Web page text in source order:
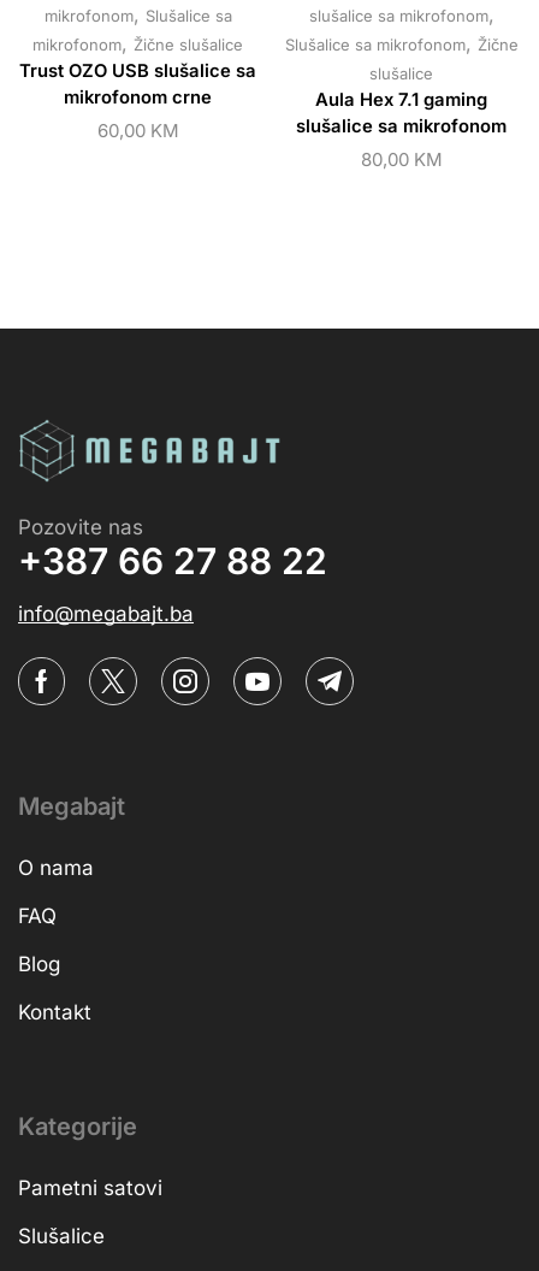
mikrofonom, Slušalice sa
mikrofonom, Žične slušalice
Trust OZO USB slušalice sa
mikrofonom crne
60,00 KM
slušalice sa mikrofonom,
Slušalice sa mikrofonom, Žične
slušalice
Aula Hex 7.1 gaming
slušalice sa mikrofonom
80,00 KM
Pozovite nas
+387 66 27 88 22
info@megabajt.ba
Megabajt
O nama
FAQ
Blog
Kontakt
Kategorije
Pametni satovi
Slušalice